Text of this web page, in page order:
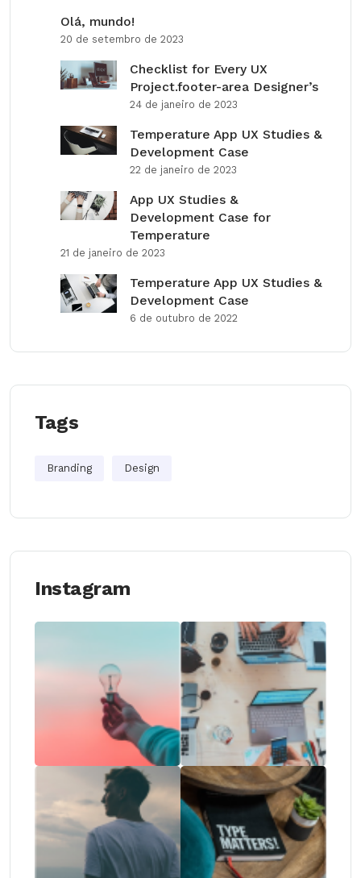
Olá, mundo!
20 de setembro de 2023
Checklist for Every UX
Project.footer-area Designer’s
24 de janeiro de 2023
Temperature App UX Studies &
Development Case
22 de janeiro de 2023
App UX Studies &
Development Case for
Temperature
21 de janeiro de 2023
Temperature App UX Studies &
Development Case
6 de outubro de 2022
Tags
Branding Design
Instagram